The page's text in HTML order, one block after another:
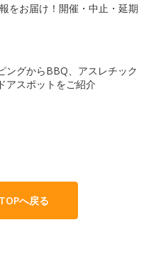
をお届け！開催・中止・延期
ングからBBQ、アスレチック
アスポットをご紹介
へ戻る